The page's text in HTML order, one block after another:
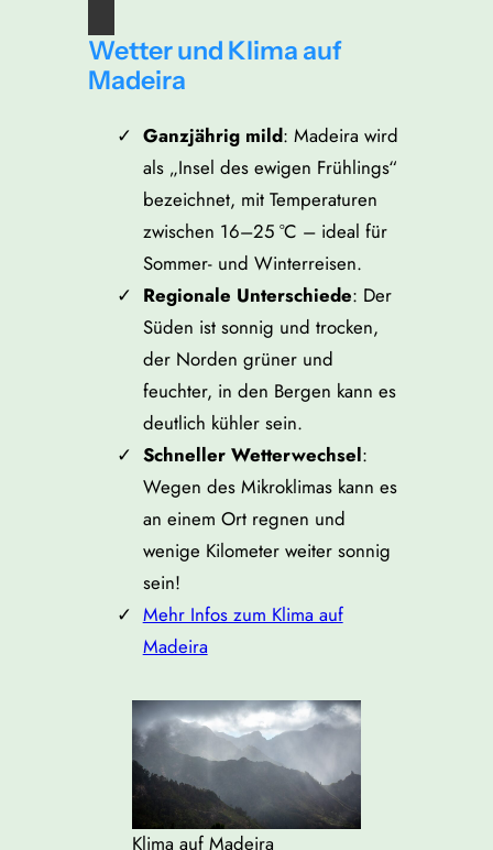
Wetter und Klima auf
Madeira
Ganzjährig mild: Madeira wird
als „Insel des ewigen Frühlings“
bezeichnet, mit Temperaturen
zwischen 16–25 °C – ideal für
Sommer- und Winterreisen.
Regionale Unterschiede: Der
Süden ist sonnig und trocken,
der Norden grüner und
feuchter, in den Bergen kann es
deutlich kühler sein.
Schneller Wetterwechsel:
Wegen des Mikroklimas kann es
an einem Ort regnen und
wenige Kilometer weiter sonnig
sein!
Mehr Infos zum Klima auf
Madeira
Klima auf Madeira